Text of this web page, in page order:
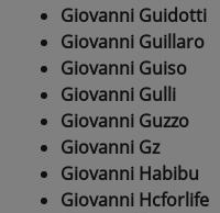
Giovanni Guidotti
Giovanni Guillaro
Giovanni Guiso
Giovanni Gulli
Giovanni Guzzo
Giovanni Gz
Giovanni Habibu
Giovanni Hcforlife